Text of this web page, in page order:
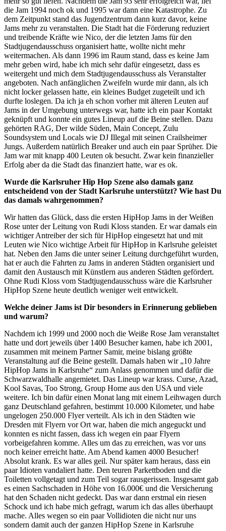
die Jam 1994 noch ok und 1995 war dann eine Katastrophe. Zu
dem Zeitpunkt stand das Jugendzentrum dann kurz davor, keine
Jams mehr zu veranstalten. Die Stadt hat die Förderung reduziert
und treibende Kräfte wie Nico, der die letzten Jams für den
Stadtjugendausschuss organisiert hatte, wollte nicht mehr
weitermachen. Als dann 1996 im Raum stand, dass es keine Jam
mehr geben wird, habe ich mich sehr dafür eingesetzt, dass es
weitergeht und mich dem Stadtjugendausschuss als Veranstalter
angeboten. Nach anfänglichen Zweifeln wurde mir dann, als ich
nicht locker gelassen hatte, ein kleines Budget zugeteilt und ich
durfte loslegen. Da ich ja eh schon vorher mit älteren Leuten auf
Jams in der Umgebung unterwegs war, hatte ich ein paar Kontakt
geknüpft und konnte ein gutes Lineup auf die Beine stellen. Dazu
gehörten RAG, Der wilde Süden, Main Concept, Zulu
Soundsystem und Locals wie DJ Illegal mit seinen Crailsheimer
Jungs. Außerdem natürlich Breaker und auch ein paar Sprüher. Die
Jam war mit knapp 400 Leuten ok besucht. Zwar kein finanzieller
Erfolg aber da die Stadt das finanziert hatte, war es ok.
Wurde die Karlsruher Hip Hop Szene also damals ganz
entscheidend von der Stadt Karlsruhe unterstützt? Wie hast Du
das damals wahrgenommen?
Wir hatten das Glück, dass die ersten HipHop Jams in der Weißen
Rose unter der Leitung von Rudi Kloss standen. Er war damals ein
wichtiger Antreiber der sich für HipHop eingesetzt hat und mit
Leuten wie Nico wichtige Arbeit für HipHop in Karlsruhe geleistet
hat. Neben den Jams die unter seiner Leitung durchgeführt wurden,
hat er auch die Fahrten zu Jams in anderen Städten organisiert und
damit den Austausch mit Künstlern aus anderen Städten gefördert.
Ohne Rudi Kloss vom Stadtjugendausschuss wäre die Karlsruher
HipHop Szene heute deutlich weniger weit entwickelt.
Welche deiner Jams ist Dir besonders in Erinnerung geblieben
und warum?
Nachdem ich 1999 und 2000 noch die Weiße Rose Jam veranstaltet
hatte und dort jeweils über 1400 Besucher kamen, habe ich 2001,
zusammen mit meinem Partner Samir, meine bislang größte
Veranstaltung auf die Beine gestellt. Damals haben wir „10 Jahre
HipHop Jams in Karlsruhe“ zum Anlass genommen und dafür die
Schwarzwaldhalle angemietet. Das Lineup war krass. Curse, Azad,
Kool Savas, Too Strong, Group Home aus den USA und viele
weitere. Ich bin dafür einen Monat lang mit einem Leihwagen durch
ganz Deutschland gefahren, bestimmt 10.000 Kilometer, und habe
ungelogen 250.000 Flyer verteilt. Als ich in den Städten wie
Dresden mit Flyern vor Ort war, haben die mich angeguckt und
konnten es nicht fassen, dass ich wegen ein paar Flyern
vorbeigefahren komme. Alles um das zu erreichen, was vor uns
noch keiner erreicht hatte. Am Abend kamen 4000 Besucher!
Absolut krank. Es war alles geil. Nur später kam heraus, dass ein
paar Idioten vandaliert hatte. Den teuren Parkettboden und die
Toiletten vollgetagt und zum Teil sogar rausgerissen. Insgesamt gab
es einen Sachschaden in Höhe von 16.000€ und die Versicherung
hat den Schaden nicht gedeckt. Das war dann erstmal ein riesen
Schock und ich habe mich gefragt, warum ich das alles überhaupt
mache. Alles wegen so ein paar Vollidioten die nicht nur uns
sondern damit auch der ganzen HipHop Szene in Karlsruhe